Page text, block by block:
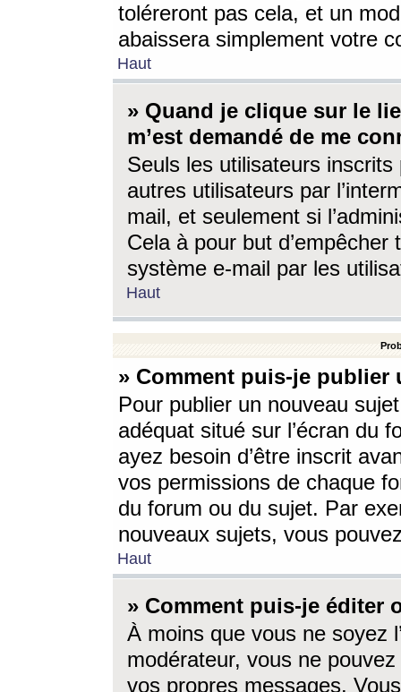
toléreront pas cela, et un
abaissera simplement votre
Haut
» Quand je clique sur le
m’est demandé de me
Seuls les utilisateurs
autres utilisateurs par
mail, et seulement si
Cela à pour but
système e-mail par les
Haut
» Comment puis-je
Pour publier un nouveau
adéquat situé sur l’écran du
ayez besoin d’être inscrit
vos permissions de chaque
du forum ou du sujet. Par
nouveaux sujets, vous
Haut
» Comment puis-je éditer
À moins que vous ne soyez
modérateur, vous ne
vos propres messages.